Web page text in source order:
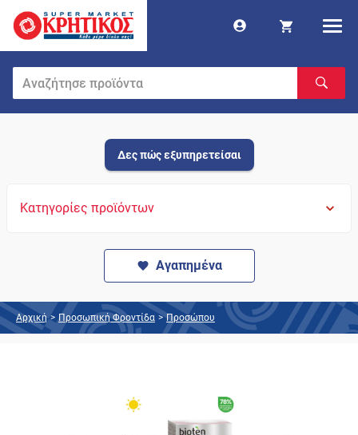
Δες πώς εξυπηρετείσαι
Κατηγορίες προϊόντων
Αγαπημένα
Αρχική > Προσωπική Φροντίδα > Προσώπου